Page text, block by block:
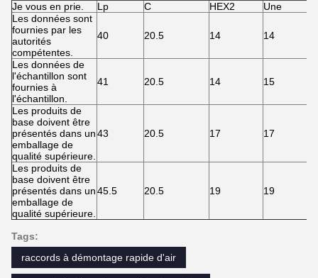
Je vous en prie. Lp C HEX2
Une
Les données sont
fournies par les
autorités
compétentes.
40 20.5 14 14
Les données de
l'échantillon sont
fournies à
l'échantillon.
41 20.5 14 15
Les produits de
base doivent être
présentés dans un
emballage de
qualité supérieure.
43 20.5 17 17
Les produits de
base doivent être
présentés dans un
emballage de
qualité supérieure.
45.5 20.5 19 19
Tags:
raccords à démontage rapide d'air